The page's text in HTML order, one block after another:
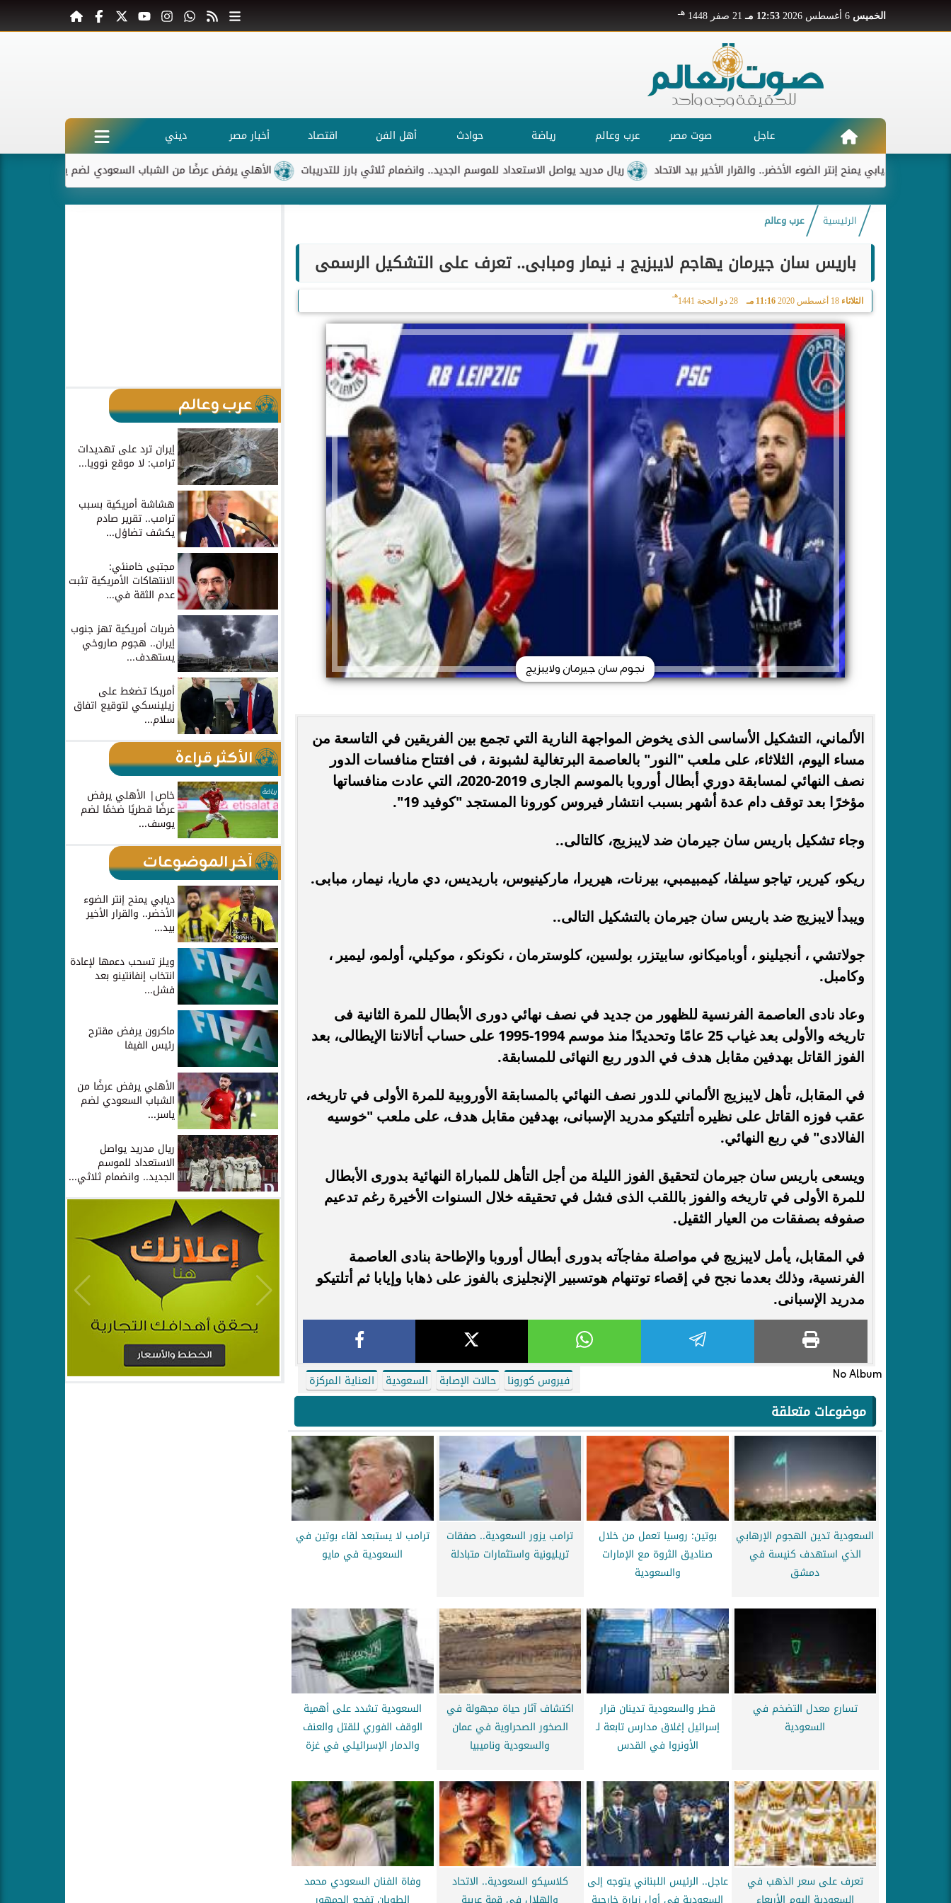
الخميس 12:53 مـ 21 صفر 1448 هـ
عاجل صوت مصر عرب وعالم رياضة حوادث أهل الفن اقتصاد أخبار مصر
ديني
الأهلي يرفض عرضًا من الشباب السعودي لضم ياسر إبراهيم ريال مدريد يواصل الاستعداد للموسم الجديد.. وانضمام ثلاثي بارز للتدريبات ديابي يمنح إنتر الضوء الأخضر.. والقرار الأخير بيد الاتحاد
الرئيسية عرب وعالم
باريس سان جيرمان يهاجم لايبزيج بـ نيمار ومبابى.. تعرف على التشكيل الرسمى
الثلاثاء 18 أغسطس 2020 11:16 مـ 28 ذو الحجة 1441
هـ
نجوم سان جيرمان ولايبزيج
الألماني، التشكيل الأساسى الذى يخوض المواجهة النارية التي تجمع بين الفريقين في التاسعة من
مساء اليوم، الثلاثاء، على ملعب "النور" بالعاصمة البرتغالية لشبونة ، فى افتتاح منافسات الدور
نصف النهائي لمسابقة دوري أبطال أوروبا بالموسم الجارى 2019-2020، التي عادت منافساتها
مؤخرًا بعد توقف دام عدة أشهر بسبب انتشار فيروس كورونا المستجد "كوفيد 19".
وجاء تشكيل باريس سان جيرمان ضد لايبزيج، كالتالى..
ريكو، كيرير، تياجو سيلفا، كيمبيمبي، بيرنات، هيريرا، ماركينيوس، باريديس، دي ماريا، نيمار، مبابى.
ويبدأ لايبزيج ضد باريس سان جيرمان بالتشكيل التالى..
جولاتشي ، أنجيلينو ، أوباميكانو، سابيتزر، بولسين، كلوسترمان ، نكونكو ، موكيلي، أولمو، ليمير ،
وكامبل.
وعاد نادى العاصمة الفرنسية للظهور من جديد في نصف نهائي دورى الأبطال للمرة الثانية فى
تاريخه والأولى بعد غياب 25 عامًا وتحديدًا منذ موسم 1994-1995 على حساب أتالانتا الإيطالى، بعد
الفوز القاتل بهدفين مقابل هدف في الدور ربع النهائى للمسابقة.
في المقابل، تأهل لايبزيج الألماني للدور نصف النهائي بالمسابقة الأوروبية للمرة الأولى في تاريخه،
عقب فوزه القاتل على نظيره أتلتيكو مدريد الإسبانى، بهدفين مقابل هدف، على ملعب "خوسيه
الفالادى" في ربع النهائي.
ويسعى باريس سان جيرمان لتحقيق الفوز الليلة من أجل التأهل للمباراة النهائية بدورى الأبطال
للمرة الأولى في تاريخه والفوز باللقب الذى فشل في تحقيقه خلال السنوات الأخيرة رغم تدعيم
صفوفه بصفقات من العيار الثقيل.
في المقابل، يأمل لايبزيج في مواصلة مفاجآته بدورى أبطال أوروبا والإطاحة بنادى العاصمة
الفرنسية، وذلك بعدما نجح في إقصاء توتنهام هوتسبير الإنجليزى بالفوز على ذهابا وإيابا ثم أتلتيكو
مدريد الإسبانى.
No Album فيروس كورونا حالات الإصابة السعودية العناية المركزة
موضوعات متعلقة
السعودية تدين الهجوم الإرهابي
الذي استهدف كنيسة في
دمشق
بوتين: روسيا تعمل من خلال
صناديق الثروة مع الإمارات
والسعودية
ترامب يزور السعودية.. صفقات
تريليونية واستثمارات متبادلة
ترامب لا يستبعد لقاء بوتين في
السعودية في مايو
تسارع معدل التضخم في
السعودية
قطر والسعودية تدينان قرار
إسرائيل إغلاق مدارس تابعة لـ
الأونروا في القدس
اكتشاف آثار حياة مجهولة في
الصخور الصحراوية في عمان
والسعودية وناميبيا
السعودية تشدد على أهمية
الوقف الفوري للقتل والعنف
والدمار الإسرائيلي في غزة
تعرف على سعر الذهب في
عاجل.. الرئيس اللبناني يتوجه إلى
كلاسيكو السعودية.. الاتحاد
وفاة الفنان السعودي محمد
عرب وعالم
إيران ترد على تهديدات
ترامب: لا موقع نوويا...
هشاشة أمريكية بسبب
ترامب.. تقرير صادم
يكشف تضاؤل...
مجتبى خامنئي:
الانتهاكات الأمريكية تثبت
عدم الثقة في...
ضربات أمريكية تهز جنوب
إيران.. هجوم صاروخي
يستهدف...
أمريكا تضغط على
زيلينسكي لتوقيع اتفاق
سلام...
الأكثر قراءة
رياضة خاص| الأهلي يرفض
عرضًا قطريًا ضخمًا لضم
يوسف...
آخر الموضوعات
ديابي يمنح إنتر الضوء
الأخضر.. والقرار الأخير
بيد...
ويلز تسحب دعمها لإعادة
انتخاب إنفانتينو بعد
فشل...
ماكرون يرفض مقترح
رئيس الفيفا
الأهلي يرفض عرضًا من
الشباب السعودي لضم
ياسر...
ريال مدريد يواصل
الاستعداد للموسم
الجديد.. وانضمام ثلاثي...